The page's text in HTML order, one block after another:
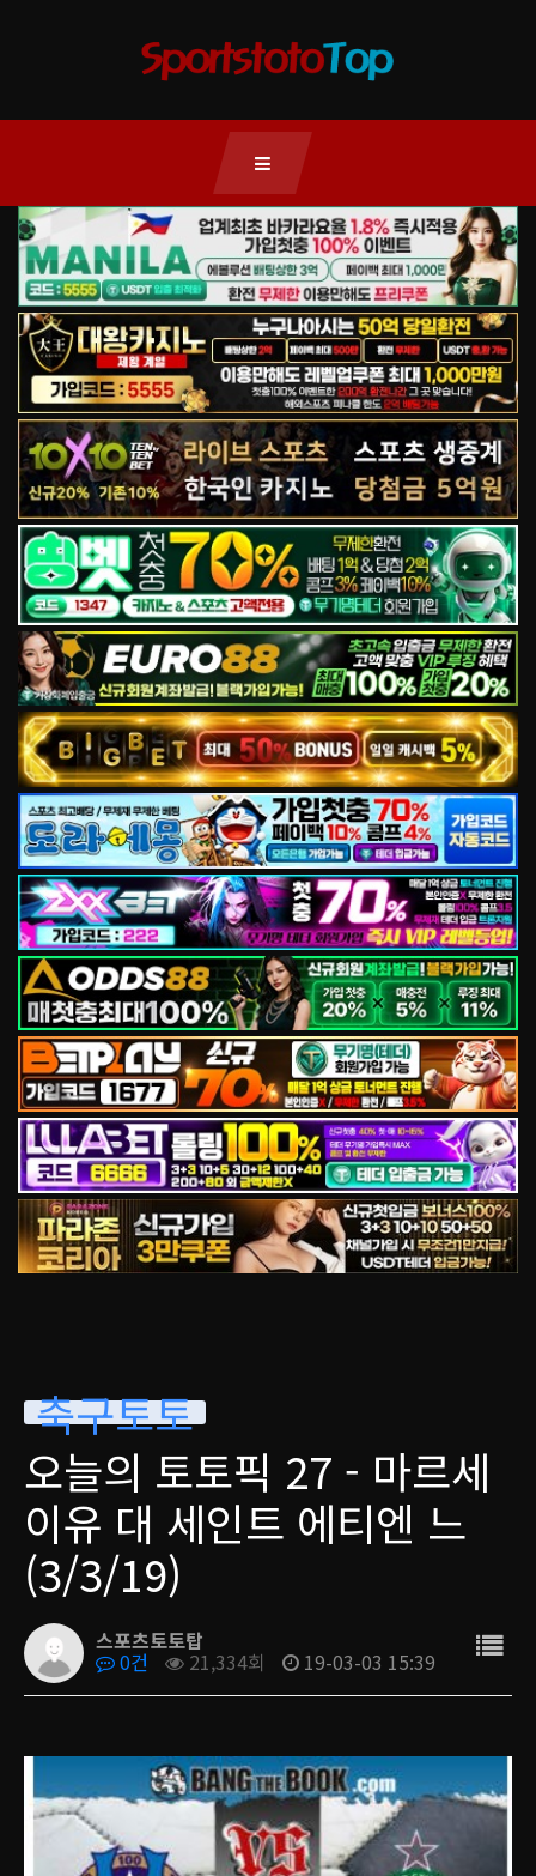
축구토토
오늘의 토토픽 27 - 마르세
이유 대 세인트 에티엔 느
(3/3/19)
스포츠토토탑
0건 21,334회 19-03-03 15:39